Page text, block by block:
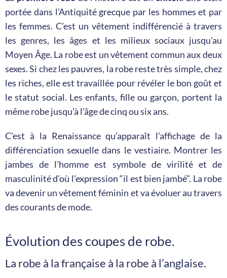
portée dans l’Antiquité grecque par les hommes et par
les femmes. C’est un vêtement indifférencié à travers
les genres, les âges et les milieux sociaux jusqu’au
Moyen Âge. La robe est un vêtement commun aux deux
sexes. Si chez les pauvres, la robe reste très simple, chez
les riches, elle est travaillée pour révéler le bon goût et
le statut social. Les enfants, fille ou garçon, portent la
même robe jusqu’à l’âge de cinq ou six ans.
C’est à la Renaissance qu’apparaît l’affichage de la
différenciation sexuelle dans le vestiaire. Montrer les
jambes de l’homme est symbole de virilité et de
masculinité d’où l’expression “il est bien jambé”. La robe
va devenir un vêtement féminin et va évoluer au travers
des courants de mode.
Évolution des coupes de robe.
La robe à la française à la robe à l’anglaise.